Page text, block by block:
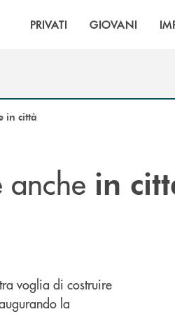
PRIVATI GIOVANI
in città
in
voglia di costruire
la